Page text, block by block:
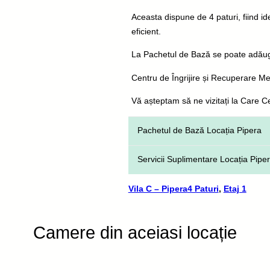
Aceasta dispune de 4 paturi, fiind
eficient.
La Pachetul de Bază se poate
Centru de Îngrijire și Recuperare
Vă așteptam să ne vizitați la Care
Pachetul de Bază Locația Pipera
Servirea a trei mese principale
Igienă corporală și produse
Îngrijire și asistență de
Administrare de medicamente
Servicii Suplimentare Locația
Pachet igienă pentru
Asigurarea antibioticelor de tip
Ampiplus, Levofloxacina etc) –
Vila C – Pipera4 Paturi, Etaj 1
Camere din aceiasi locație